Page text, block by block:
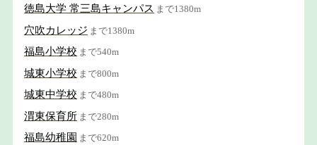
徳島大学 常三島キャンパス まで1380m
穴吹カレッジ まで1380m
福島小学校 まで540m
城東小学校 まで800m
城東中学校 まで480m
渭東保育所 まで280m
福島幼稚園 まで620m